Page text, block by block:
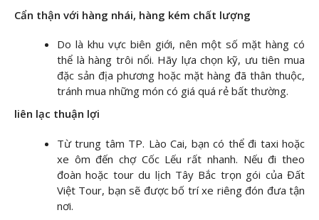
Cẩn thận với hàng nhái, hàng kém chất lượng
Do là khu vực biên giới, nên một số mặt hàng có
thể là hàng trôi nổi. Hãy lựa chọn kỹ, ưu tiên mua
đặc sản địa phương hoặc mặt hàng đã thân thuộc,
tránh mua những món có giá quá rẻ bất thường.
liên lạc thuận lợi
Từ trung tâm TP. Lào Cai, bạn có thể đi taxi hoặc
xe ôm đến chợ Cốc Lếu rất nhanh. Nếu đi theo
đoàn hoặc tour du lịch Tây Bắc trọn gói của Đất
Việt Tour, bạn sẽ được bố trí xe riêng đón đưa tận
nơi.